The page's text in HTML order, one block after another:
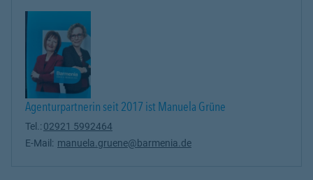
Agenturpartnerin seit 2017 ist Manuela Grüne
Tel.: 02921 5992464
E-Mail: manuela.gruene@barmenia.de